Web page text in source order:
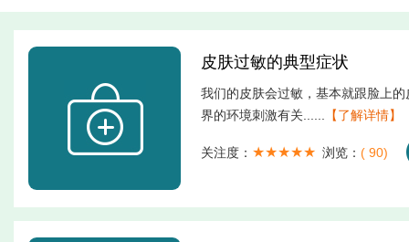
皮肤过敏的典型症状
我们的皮肤会过敏，基本就跟脸上
界的环境刺激有关...... 【了解详情】
关注度： ★★★★★ 浏览： ( 90)